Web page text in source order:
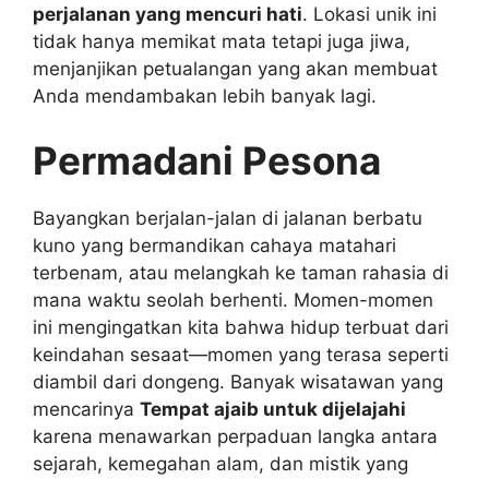
perjalanan yang mencuri hati. Lokasi unik ini
tidak hanya memikat mata tetapi juga jiwa,
menjanjikan petualangan yang akan membuat
Anda mendambakan lebih banyak lagi.
Permadani Pesona
Bayangkan berjalan-jalan di jalanan berbatu
kuno yang bermandikan cahaya matahari
terbenam, atau melangkah ke taman rahasia di
mana waktu seolah berhenti. Momen-momen
ini mengingatkan kita bahwa hidup terbuat dari
keindahan sesaat—momen yang terasa seperti
diambil dari dongeng. Banyak wisatawan yang
mencarinya Tempat ajaib untuk dijelajahi
karena menawarkan perpaduan langka antara
sejarah, kemegahan alam, dan mistik yang